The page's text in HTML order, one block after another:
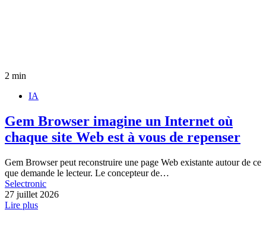
2 min
IA
Gem Browser imagine un Internet où
chaque site Web est à vous de repenser
Gem Browser peut reconstruire une page Web existante autour de ce
que demande le lecteur. Le concepteur de…
Selectronic
27 juillet 2026
Lire plus